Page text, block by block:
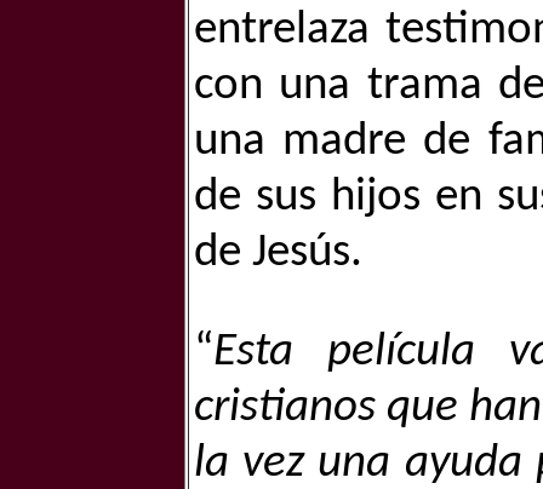
entrelaza
con una trama
una madre de
de sus hijos en
de Jesús.
“Esta película
cristianos que
la vez una ayuda